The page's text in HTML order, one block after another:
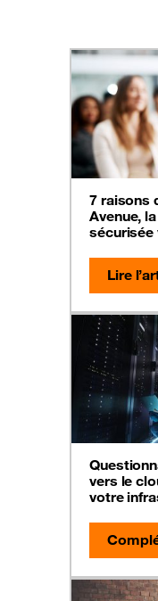
7 raisons
Avenue,
sécurisée
Lire
vers le
votre